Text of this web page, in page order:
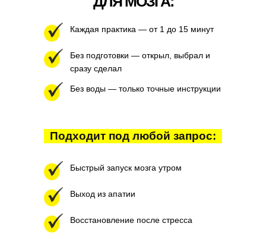
Каждая практика — от 1 до 15 минут
Без подготовки — открыл, выбрал и
сразу сделал
Без воды — только точные инструкции
Подходит под любой запрос:
Быстрый запуск мозга утром
Выход из апатии
Восстановление после стресса